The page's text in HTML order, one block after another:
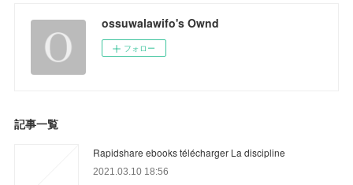
ossuwalawifo's Ownd
フォロー
記事一覧
Rapidshare ebooks télécharger La discipline
2021.03.10 18:56